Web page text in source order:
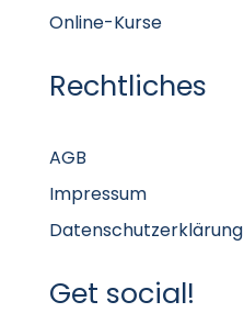
Online-Kurse
Rechtliches
AGB
Impressum
Datenschutzerklärung
Get social!